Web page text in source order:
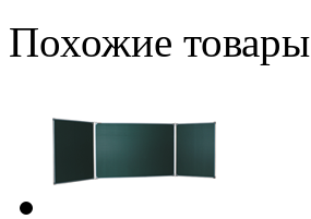
Похожие товары